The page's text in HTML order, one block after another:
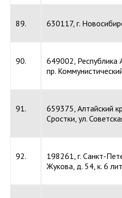
89. 630117, г.
90.
649002, Республика
пр.
91.
659375, Алтайский
Сростки, ул.
92.
198261, г. Санкт-
Жукова, д. 54, к. 6